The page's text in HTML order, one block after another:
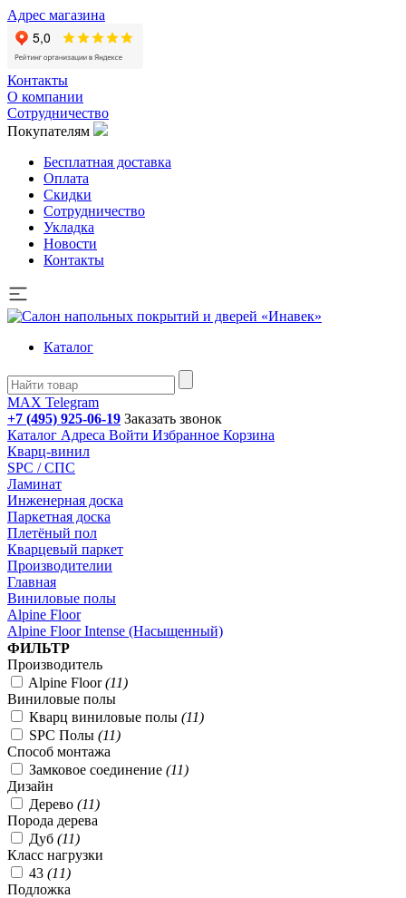
Адрес магазина
Контакты
О компании
Сотрудничество
Покупателям
Бесплатная доставка
Оплата
Скидки
Сотрудничество
Укладка
Новости
Контакты
Каталог
MAX Telegram
+7 (495) 925-06-19 Заказать звонок
Каталог Адреса Войти Избранное Корзина
Кварц-винил
SPC / СПС
Ламинат
Инженерная доска
Паркетная доска
Плетёный пол
Кварцевый паркет
Производителии
Главная
Виниловые полы
Alpine Floor
Alpine Floor Intense (Насыщенный)
Подбор параметров
ФИЛЬТР
Производитель
Alpine Floor(11)
Виниловые полы
Кварц виниловые полы (11)
SPC Полы (11)
Способ монтажа
Замковое соединение (11)
Дизайн
Дерево (11)
Порода дерева
Дуб (11)
Класс нагрузки
43 (11)
Подложка